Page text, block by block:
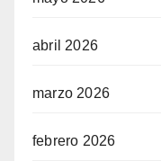
abril 2026
marzo 2026
febrero 2026